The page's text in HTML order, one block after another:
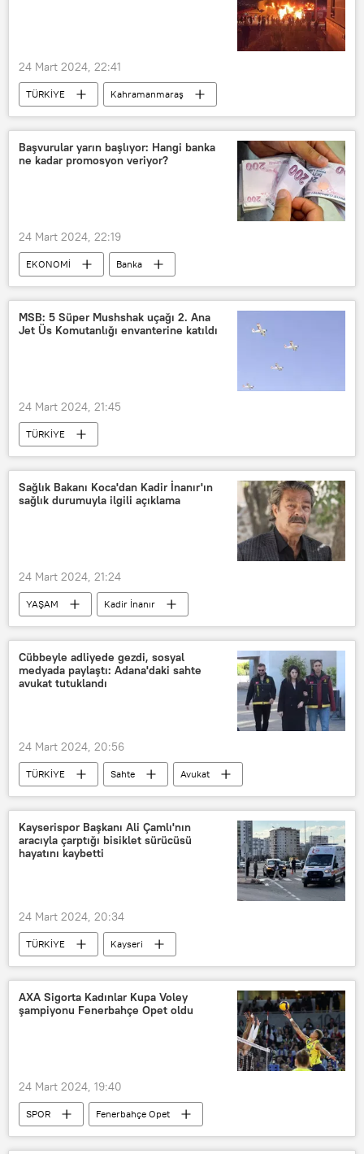
24 Mart 2024, 22:41
TÜRKİYE
Kahramanmaraş
Yangın
işçi
Başvurular yarın başlıyor: Hangi banka
ne kadar promosyon veriyor?
24 Mart 2024, 22:19
EKONOMİ
Banka
promosyon
Emekli
Emekli ikramiyesi
Emekli maaşı
kamu bankası
Türk Lirası
MSB: 5 Süper Mushshak uçağı 2. Ana
Jet Üs Komutanlığı envanterine katıldı
24 Mart 2024, 21:45
TÜRKİYE
Milli Savunma Bakanlığı (MSB)
Uçak
envanter
Sağlık Bakanı Koca'dan Kadir İnanır'ın
sağlık durumuyla ilgili açıklama
24 Mart 2024, 21:24
YAŞAM
Kadir İnanır
Sağlık Bakanlığı
Sağlık Bakanı
Fahrettin Koca
entübe
Cübbeyle adliyede gezdi, sosyal
medyada paylaştı: Adana'daki sahte
avukat tutuklandı
24 Mart 2024, 20:56
TÜRKİYE Sahte
Avukat
Adliye
Mahkeme cüppe
Kayserispor Başkanı Ali Çamlı'nın
aracıyla çarptığı bisiklet sürücüsü
hayatını kaybetti
24 Mart 2024, 20:34
TÜRKİYE
Kayseri
Trafik kazası
Cip
Bisiklet
elektrikli bisiklet
AXA Sigorta Kadınlar Kupa Voley
şampiyonu Fenerbahçe Opet oldu
24 Mart 2024, 19:40
SPOR
Fenerbahçe Opet
voleybol
Şampiyonluk